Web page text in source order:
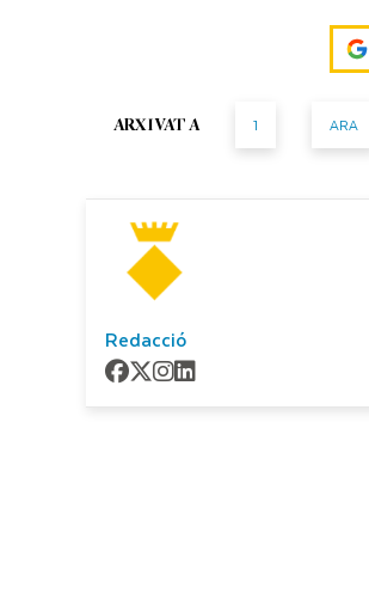
ARXIVAT A 1 ARA
Redacció